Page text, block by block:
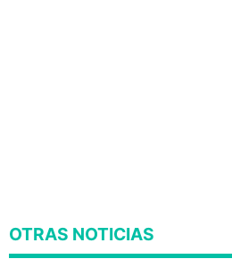
OTRAS NOTICIAS